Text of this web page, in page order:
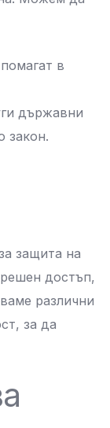
в
държавни
закон.
защита на
достъп,
различни
за да